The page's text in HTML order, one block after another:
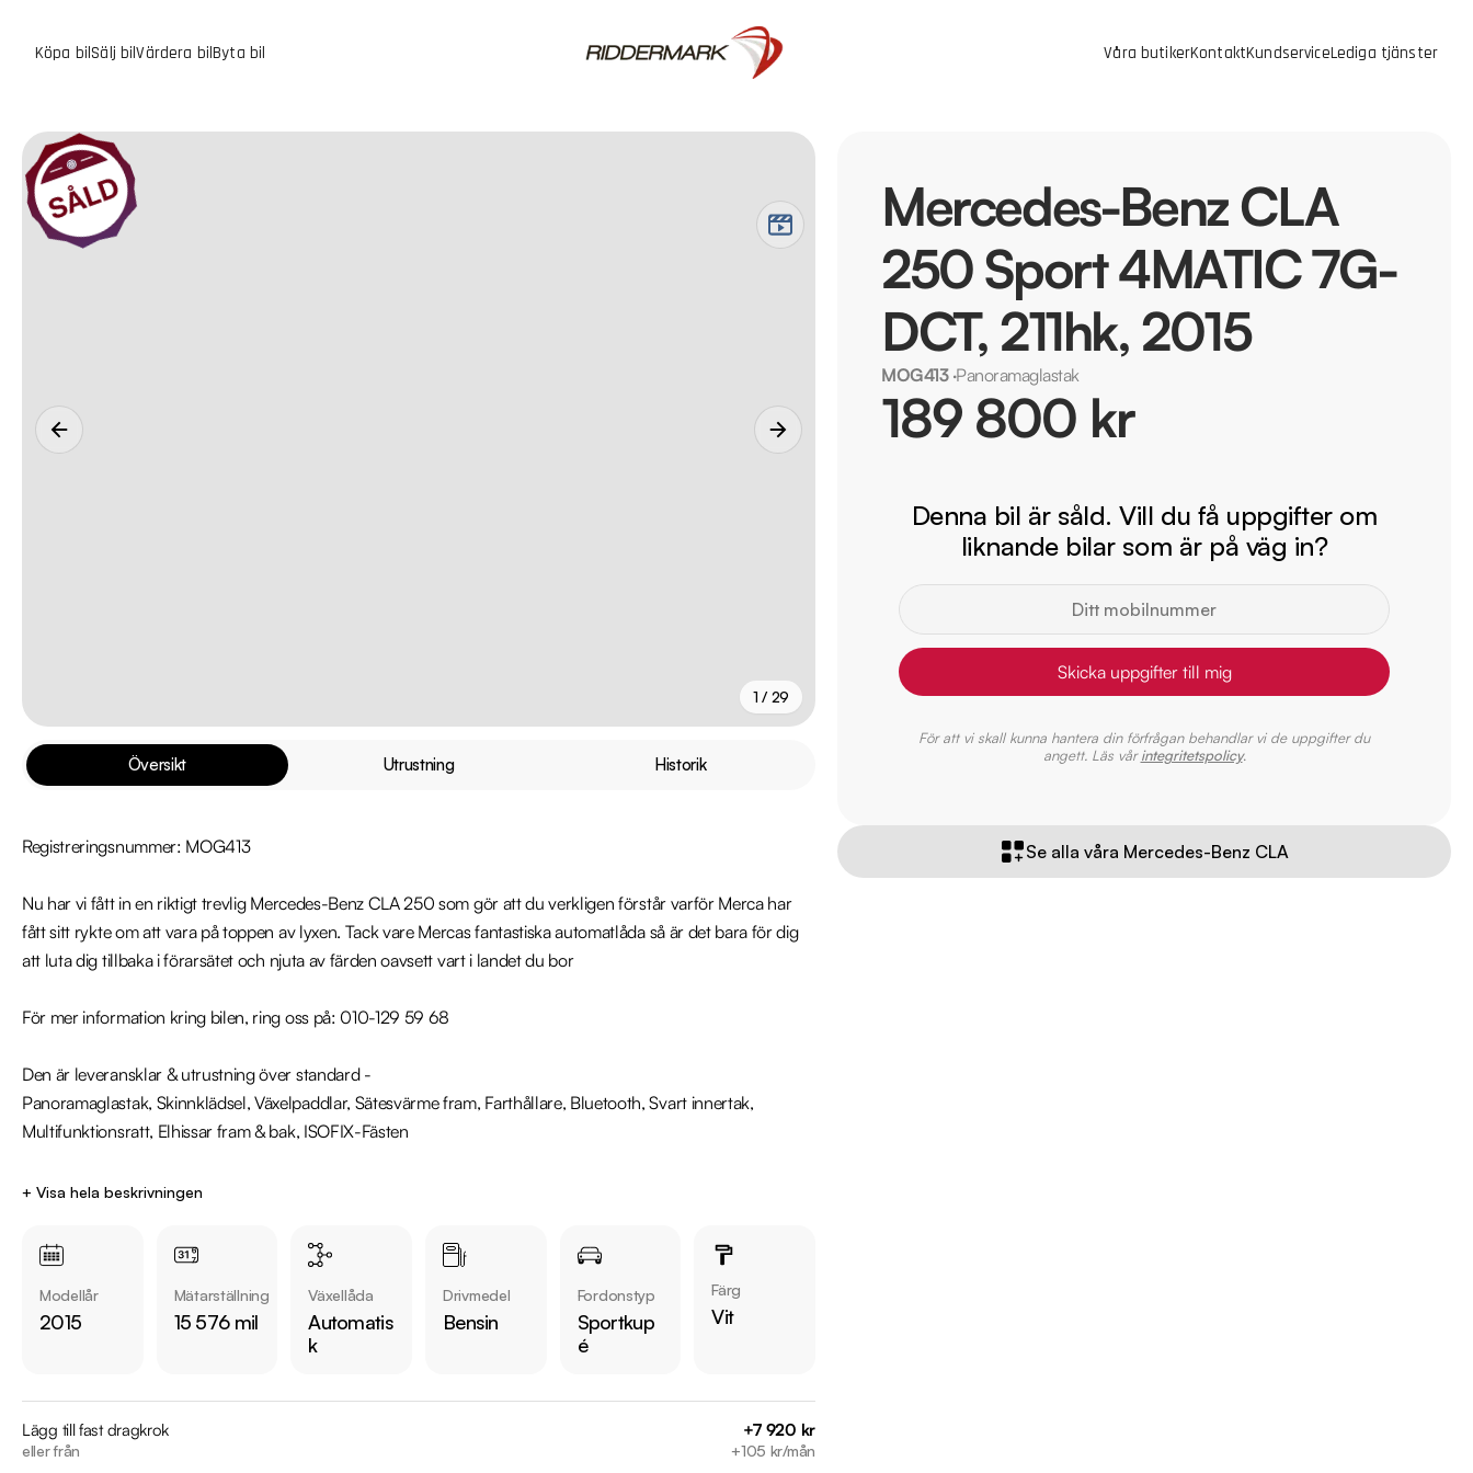
Köpa bilSälj bilVärdera bilByta bil Våra butikerKontaktKundserviceLediga tjänster
1 / 29
Översikt Utrustning Historik
Registreringsnummer: MOG413
Nu har vi fått in en riktigt trevlig Mercedes-Benz CLA 250 som gör att du verkligen förstår varför Merca har
fått sitt rykte om att vara på toppen av lyxen. Tack vare Mercas fantastiska automatlåda så är det bara för dig
att luta dig tillbaka i förarsätet och njuta av färden oavsett vart i landet du bor
För mer information kring bilen, ring oss på: 010-129 59 68
Den är leveransklar & utrustning över standard -
Panoramaglastak, Skinnklädsel, Växelpaddlar, Sätesvärme fram, Farthållare, Bluetooth, Svart innertak,
Multifunktionsratt, Elhissar fram & bak, ISOFIX-Fästen
Jämför denna bil med någon av våra 91 andra Mercedes-Benz CLA i lager. Se våra bilar på
Årsskatt på endast 1240kr
Vid blandad körning är förbrukningen endast 6,4l/100km
Besök
+ Visa hela beskrivningen
Modellår
2015
Mätarställning
15 576 mil
Växellåda
Automatis
k
Drivmedel
Bensin
Fordonstyp
Sportkup
é
Färg
Vit
Lägg till fast dragkrok
eller från
+7 920 kr
+105 kr/mån
Mercedes-Benz CLA
250 Sport 4MATIC 7G-
DCT, 211hk, 2015
MOG413·Panoramaglastak
189 800 kr
Denna bil är såld. Vill du få uppgifter om
liknande bilar som är på väg in?
Skicka uppgifter till mig
För att vi skall kunna hantera din förfrågan behandlar vi de uppgifter du
angett. Läs vårintegritetspolicy.
Se alla våra Mercedes-Benz CLA